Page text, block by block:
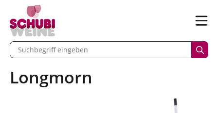
Menü
eingeben
Longmorn